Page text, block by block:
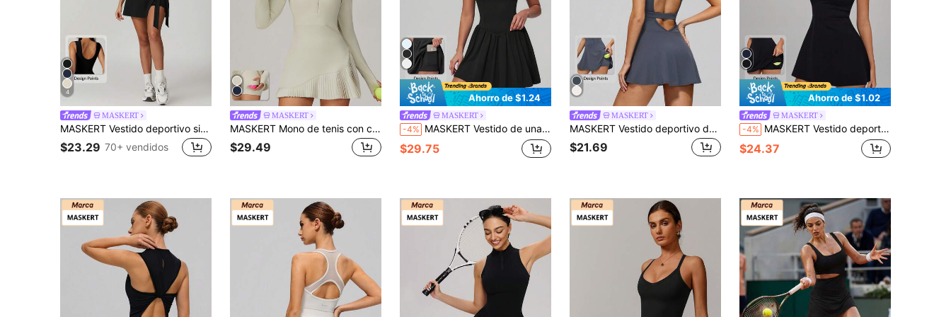
4
MASKERT
MASKERT Vestido deportivo sin mangas para mujer, yoga, fitness, cómodo, amigable con la piel, alta elasticidad, negro, verano
$23.29 70+ vendidos
MASKERT
MASKERT Mono de tenis con cuello de camisa para mujer, conjunto de fitness para correr, vestido deportivo casual sin mangas, atuendo de yoga para entrenamiento, cómodo y amigable con la piel
$29.49
Ahorro de $1.24
MASKERT
-4% MASKERT Vestido de una pieza para deportes de tenis, pickleball, golf, bádminton, voleibol de playa, pilates, yoga, estiramiento y fitness para mujer
$29.75
MASKERT
MASKERT Vestido deportivo de mujer con cuello en V sin mangas, cintura ceñida, falda en línea A, con efecto moldeador y ajuste ceñido, adecuado para tenis y ejercicio físico
$21.69
Ahorro de $1.02
MASKERT
-4% MASKERT Vestido deportivo elástico para mujer, para ir al trabajo, vacaciones, uso casual, yoga, fitness, playa, senderismo, camping, cómodo y multiusos
$24.37